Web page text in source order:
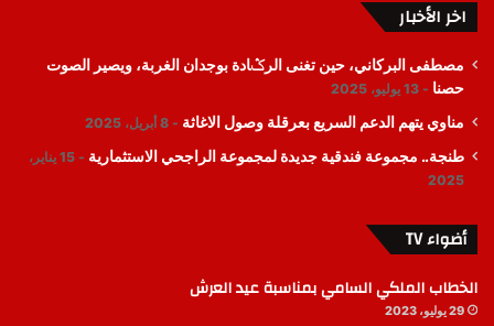
اخر الأخبار
مصطفى البركاني، حين تغنى الرݣادة بوجدان الغربة، ويصير الصوت
حصنا
13 يوليو، 2025
مناوي يتهم الدعم السريع بعرقلة وصول الاغاثة 8 أبريل، 2025
طنجة.. مجموعة فندقية جديدة لمجموعة الراجحي الاستثمارية
15 يناير،
2025
أضواء TV
الخطاب الملكي السامي بمناسبة عيد العرش
29 يوليو، 2023